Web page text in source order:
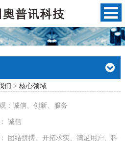
们 > 核心领域
：诚信、创新、服务
诚信
团结拼搏、开拓求实、满足用户、科